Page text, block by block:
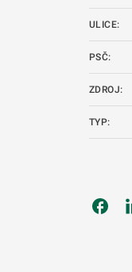
ULICE:
PSČ:
ZDROJ:
TYP: